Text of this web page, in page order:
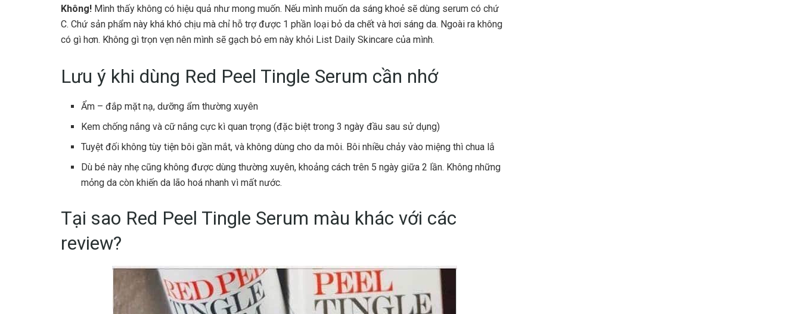
Không! Mình thấy không có hiệu quả như mong muốn. Nếu mình muốn da sáng khoẻ sẽ dùng serum có chứ
C. Chứ sản phẩm này khá khó chịu mà chỉ hỗ trợ được 1 phần loại bỏ da chết và hơi sáng da. Ngoài ra không
có gì hơn. Không gì trọn vẹn nên mình sẽ gạch bỏ em này khỏi List Daily Skincare của mình.
Lưu ý khi dùng Red Peel Tingle Serum cần nhớ
Ẩm – đắp mặt nạ, dưỡng ẩm thường xuyên
Kem chống nắng và cữ nắng cực kì quan trọng (đặc biệt trong 3 ngày đầu sau sử dụng)
Tuyệt đối không tùy tiện bôi gần mắt, và không dùng cho da môi. Bôi nhiều chảy vào miệng thì chua lắ
Dù bé này nhẹ cũng không được dùng thường xuyên, khoảng cách trên 5 ngày giữa 2 lần. Không những
mỏng da còn khiến da lão hoá nhanh vì mất nước.
Tại sao Red Peel Tingle Serum màu khác với các
review?